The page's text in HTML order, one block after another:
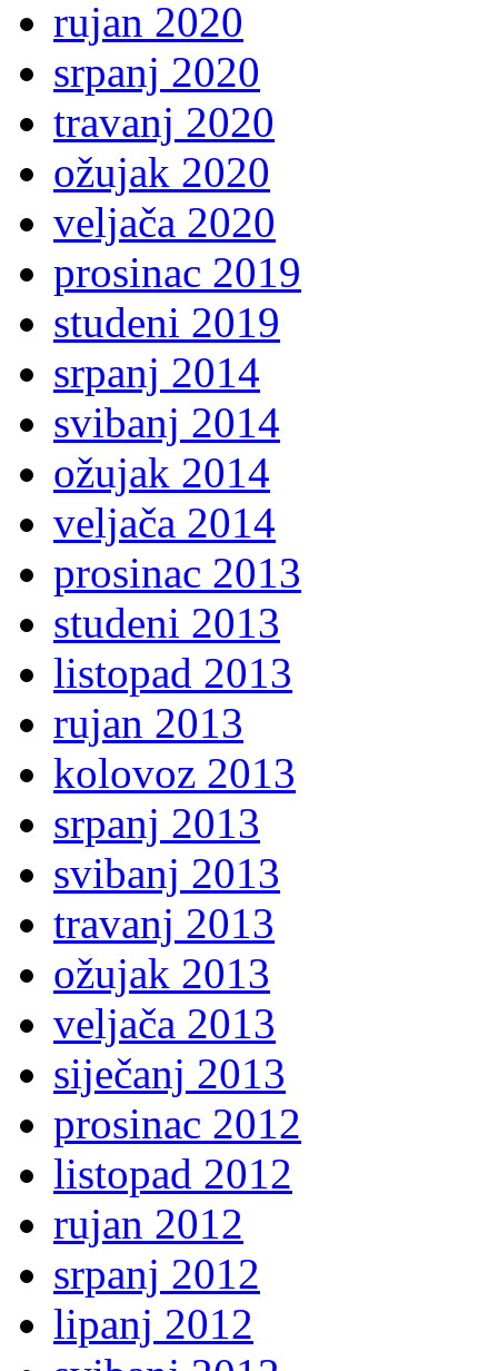
rujan 2020
srpanj 2020
travanj 2020
ožujak 2020
veljača 2020
prosinac 2019
studeni 2019
srpanj 2014
svibanj 2014
ožujak 2014
veljača 2014
prosinac 2013
studeni 2013
listopad 2013
rujan 2013
kolovoz 2013
srpanj 2013
svibanj 2013
travanj 2013
ožujak 2013
veljača 2013
siječanj 2013
prosinac 2012
listopad 2012
rujan 2012
srpanj 2012
lipanj 2012